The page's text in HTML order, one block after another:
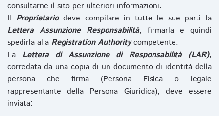
consultarne il sito per ulteriori informazioni.
Il Proprietariodeve compilare in tutte le sue parti la
Lettera Assunzione Responsabilità, firmarla e quindi
spedirla alla Registration Authoritycompetente.
La Lettera di Assunzione di Responsabilità (LAR),
corredata da una copia di un documento di identità della
persona che firma (Persona Fisica o legale
rappresentante della Persona Giuridica), deve essere
inviata: